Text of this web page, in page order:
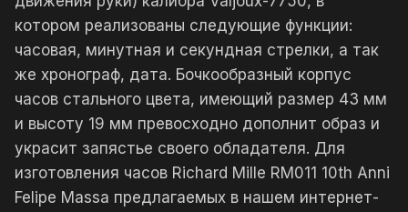
котором реализованы следующие функции:
часовая, минутная и секундная стрелки, а так
же хронограф, дата. Бочкообразный корпус
часов стального цвета, имеющий размер 43 мм
и высоту 19 мм превосходно дополнит образ и
украсит запястье своего обладателя. Для
изготовления часов Richard Mille RM011 10th Anni
Felipe Massa предлагаемых в нашем интернет-